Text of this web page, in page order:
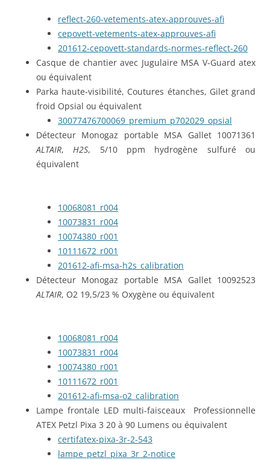
reflect-260-vetements-atex-approuves-afi
cepovett-vetements-atex-approuves-afi
201612-cepovett-standards-normes-reflect-260
Casque de chantier avec Jugulaire MSA V-Guard atex
ou équivalent
Parka haute-visibilité, Coutures étanches, Gilet grand
froid Opsial ou équivalent
30077476700069_premium_p702029_opsial
Détecteur Monogaz portable MSA Gallet 10071361
ALTAIR,H2S, 5/10 ppm hydrogène sulfuré ou
équivalent
10068081_r004
10073831_r004
10074380_r001
10111672_r001
201612-afi-msa-h2s_calibration
Détecteur Monogaz portable MSA Gallet 10092523
ALTAIR, O2 19,5/23 % Oxygène ou équivalent
10068081_r004
10073831_r004
10074380_r001
10111672_r001
201612-afi-msa-o2_calibration
Lampe frontale LED multi-faisceaux Professionnelle
ATEX Petzl Pixa 3 20 à 90 Lumens ou équivalent
certifatex-pixa-3r-2-543
lampe_petzl_pixa_3r_2-notice